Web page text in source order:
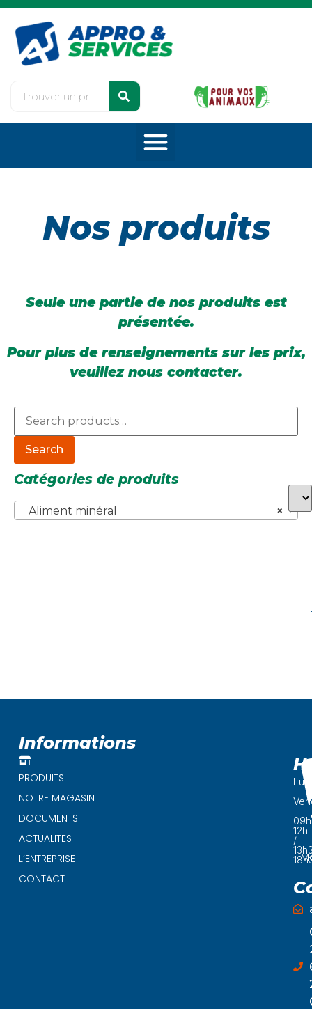
Nos produits
Seule une partie de nos produits est
présentée.
Pour plus de renseignements sur les prix,
veuillez nous contacter.
Search
Catégories de produits
×
Aliment minéral
Informations
PRODUITS
NOTRE MAGASIN
DOCUMENTS
ACTUALITES
L’ENTREPRISE
CONTACT
–
12h
/